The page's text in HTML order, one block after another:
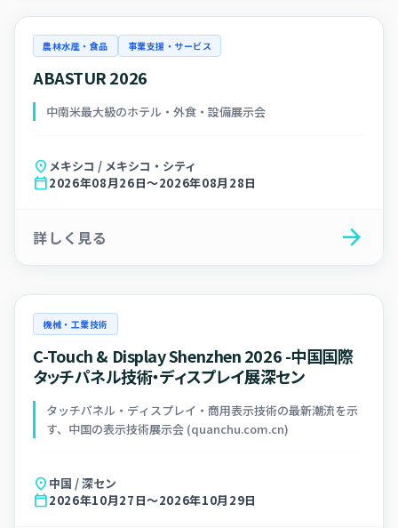
農林水産・食品 事業支援・サービス
ABASTUR 2026
中南米最大級のホテル・外食・設備展示会
location_on メキシコ / メキシコ・シティ
calendar_today2026年08月26日～2026年08月28日
詳しく見る arrow_forward
機械・工業技術
C-Touch & Display Shenzhen 2026 -中国国際
タッチパネル技術・ディスプレイ展深セン
タッチパネル・ディスプレイ・商用表示技術の最新潮流を示
す、中国の表示技術展示会 (quanchu.com.cn)
location_on 中国 / 深セン
calendar_today2026年10月27日～2026年10月29日